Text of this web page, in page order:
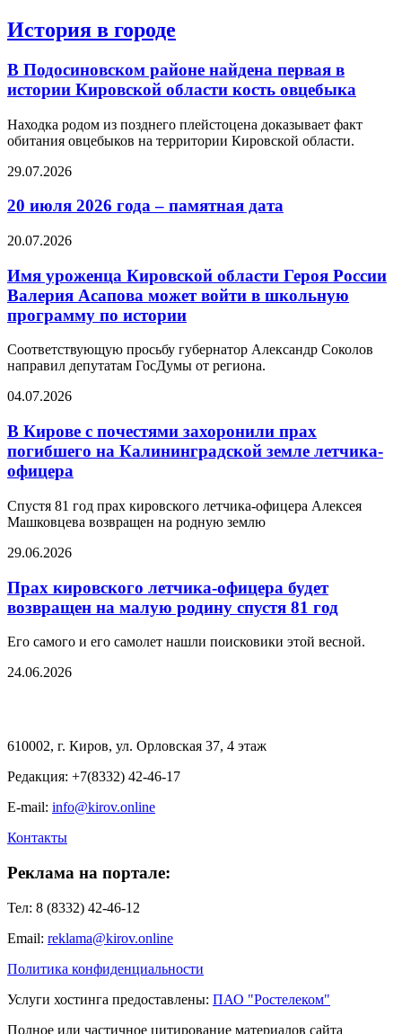
История в городе
В Подосиновском районе найдена первая в
истории Кировской области кость овцебыка
Находка родом из позднего плейстоцена доказывает факт
обитания овцебыков на территории Кировской области.
29.07.2026
20 июля 2026 года – памятная дата
20.07.2026
Имя уроженца Кировской области Героя России
Валерия Асапова может войти в школьную
программу по истории
Соответствующую просьбу губернатор Александр Соколов
направил депутатам ГосДумы от региона.
04.07.2026
В Кирове с почестями захоронили прах
погибшего на Калининградской земле летчика-
офицера
Спустя 81 год прах кировского летчика-офицера Алексея
Машковцева возвращен на родную землю
29.06.2026
Прах кировского летчика-офицера будет
возвращен на малую родину спустя 81 год
Его самого и его самолет нашли поисковики этой весной.
24.06.2026
610002, г. Киров, ул. Орловская 37, 4 этаж
Редакция: +7(8332) 42-46-17
E-mail: info@kirov.online
Контакты
Реклама на портале:
Тел: 8 (8332) 42-46-12
Email: reklama@kirov.online
Политика конфиденциальности
Услуги хостинга предоставлены: ПАО "Ростелеком"
Полное или частичное цитирование материалов сайта